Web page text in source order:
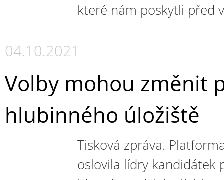
které nám poskytli před
04.10.2021
Volby mohou změnit
hlubinného úložiště
Tisková zpráva.
oslovila lídry kandidátek